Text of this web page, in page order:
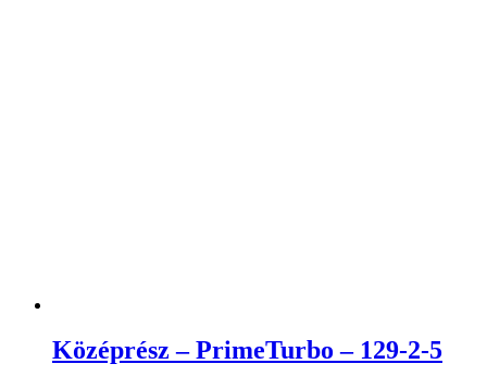
Középrész – PrimeTurbo – 129-2-5